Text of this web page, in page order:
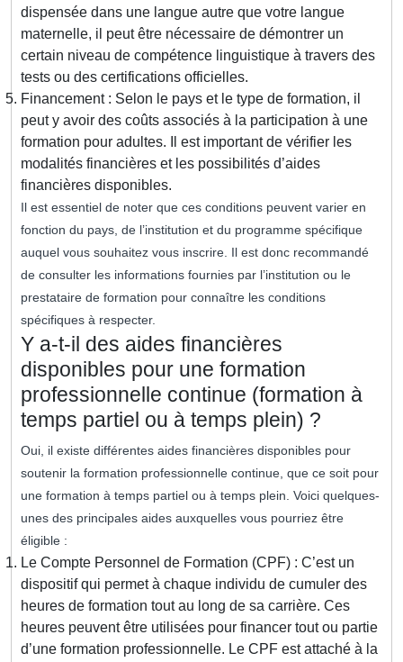
dispensée dans une langue autre que votre langue
maternelle, il peut être nécessaire de démontrer un
certain niveau de compétence linguistique à travers des
tests ou des certifications officielles.
Financement : Selon le pays et le type de formation, il
peut y avoir des coûts associés à la participation à une
formation pour adultes. Il est important de vérifier les
modalités financières et les possibilités d’aides
financières disponibles.
Il est essentiel de noter que ces conditions peuvent varier en
fonction du pays, de l’institution et du programme spécifique
auquel vous souhaitez vous inscrire. Il est donc recommandé
de consulter les informations fournies par l’institution ou le
prestataire de formation pour connaître les conditions
spécifiques à respecter.
Y a-t-il des aides financières
disponibles pour une formation
professionnelle continue (formation à
temps partiel ou à temps plein) ?
Oui, il existe différentes aides financières disponibles pour
soutenir la formation professionnelle continue, que ce soit pour
une formation à temps partiel ou à temps plein. Voici quelques-
unes des principales aides auxquelles vous pourriez être
éligible :
Le Compte Personnel de Formation (CPF) : C’est un
dispositif qui permet à chaque individu de cumuler des
heures de formation tout au long de sa carrière. Ces
heures peuvent être utilisées pour financer tout ou partie
d’une formation professionnelle. Le CPF est attaché à la